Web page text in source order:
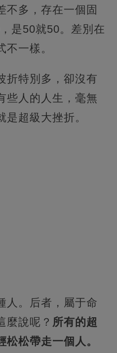
不多，存在一個固
是50就50。差別在
一樣。
折特別多，卻沒有
些人的人生，毫無
超級大挫折。
人。后者，屬于命
麼說呢？ 所有的超
松帶走一個人。